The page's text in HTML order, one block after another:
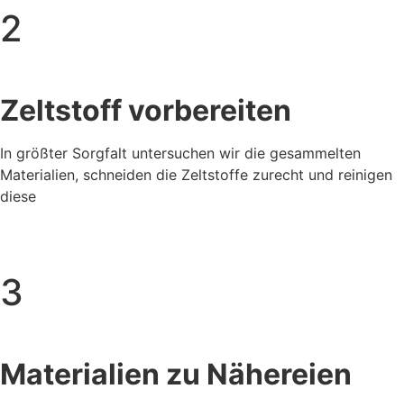
2
Zeltstoff vorbereiten
In größter Sorgfalt untersuchen wir die gesammelten
Materialien, schneiden die Zeltstoffe zurecht und reinigen
diese
3
Materialien zu Nähereien